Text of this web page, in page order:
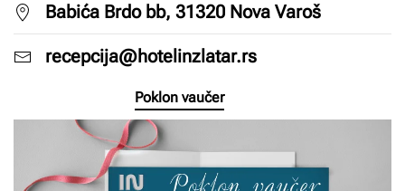
Babića Brdo bb, 31320 Nova Varoš
recepcija@hotelinzlatar.rs
Poklon vaučer